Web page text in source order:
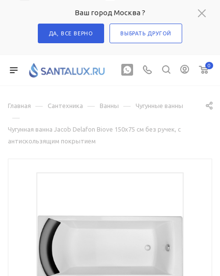
Ваш город Москва ?
ДА, ВСЕ ВЕРНО ВЫБРАТЬ ДРУГОЙ
0
Главная — Сантехника — Ванны — Чугунные ванны
—
Чугунная ванна Jacob Delafon Biove 150x75 см без ручек, с
антискользящим покрытием